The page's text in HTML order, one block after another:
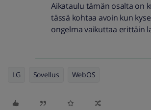
Aikataulu tämän osalta on
tässä kohtaa avoin kun
ongelma vaikuttaa erittäin
LG Sovellus WebOS